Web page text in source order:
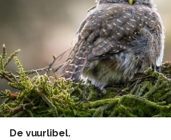
De vuurlibel.